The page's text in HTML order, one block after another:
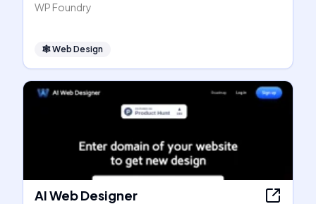
WP Foundry
🕸Web Design
AI Web Designer